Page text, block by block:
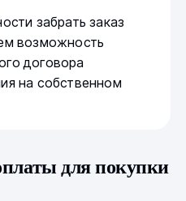
забрать заказ
возможность
договора
на собственном
для покупки